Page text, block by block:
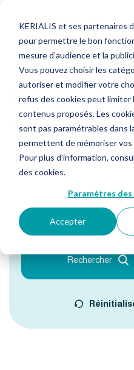
KERIALIS et ses partenaires
pour permettre le bon
mesure d’audience et la
Vous pouvez choisir les
autoriser et modifier votre
refus des cookies peut
contenus proposés. Les
sont pas paramétrables dans
permettent de mémoriser vos
Pour plus d’information,
des cookies.
Paramètres
Accepter
Nos
Recherche
Rechercher